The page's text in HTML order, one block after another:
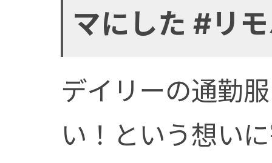
マにした #リ
デイリーの通勤
い！という想い